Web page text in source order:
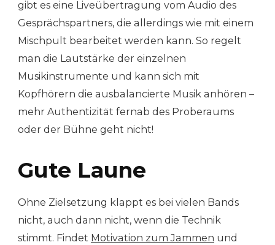
gibt es eine Liveübertragung vom Audio des
Gesprächspartners, die allerdings wie mit einem
Mischpult bearbeitet werden kann. So regelt
man die Lautstärke der einzelnen
Musikinstrumente und kann sich mit
Kopfhörern die ausbalancierte Musik anhören –
mehr Authentizität fernab des Proberaums
oder der Bühne geht nicht!
Gute Laune
Ohne Zielsetzung klappt es bei vielen Bands
nicht, auch dann nicht, wenn die Technik
stimmt. Findet Motivation zum Jammen und